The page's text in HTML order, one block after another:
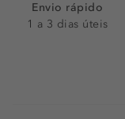
Envio rápido
1 a 3 dias úteis